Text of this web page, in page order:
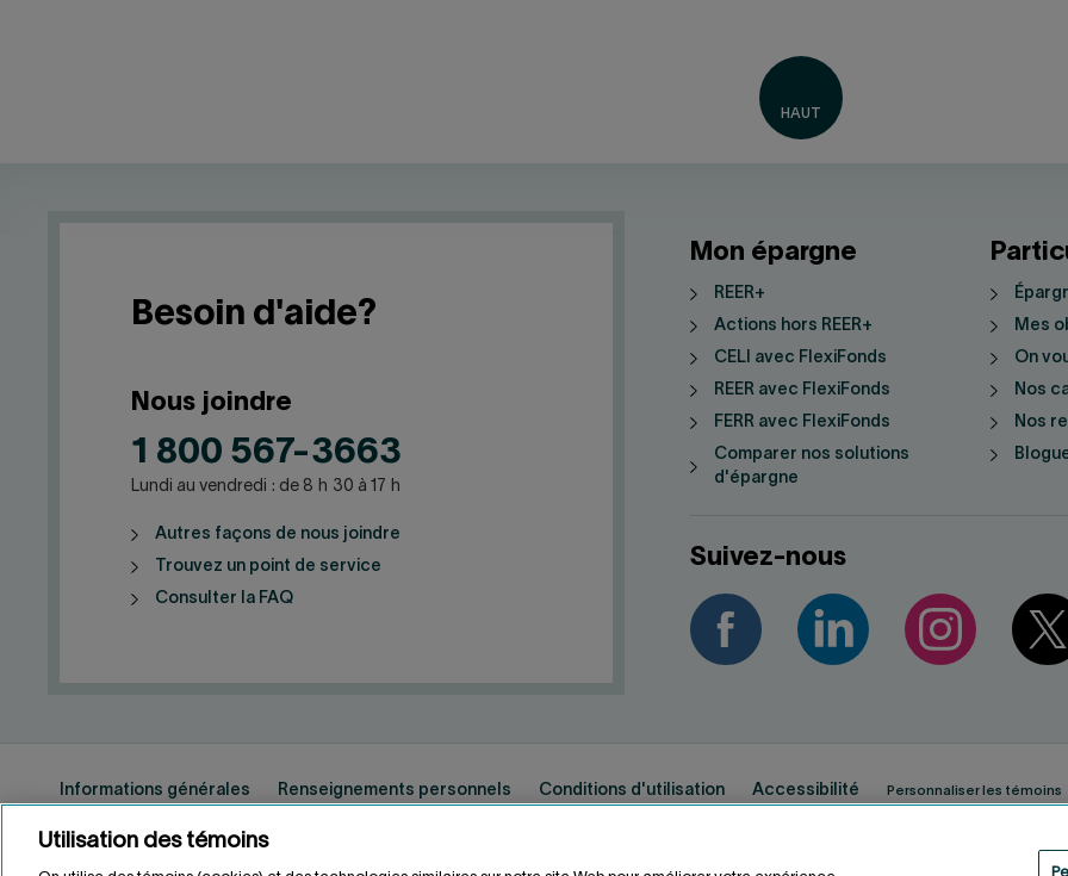
Besoin d'aide?
Nous joindre
1 800 567-3663
Lundi au vendredi : de 8 h 30 à 17 h
Autres façons de nous joindre
Trouvez un point de service
Consulter la FAQ
Mon épargne
REER+
Actions hors REER+
CELI avec FlexiFonds
REER avec FlexiFonds
FERR avec FlexiFonds
Comparer nos solutions
d'épargne
Mes
On
Nos
Nos
Suivez-nous
Informations générales Renseignements personnels Conditions d'utilisation Accessibilité Personnaliser les témoins
Utilisation des témoins